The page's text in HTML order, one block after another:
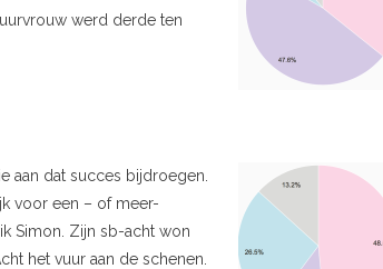
werd derde ten
aan dat succes bijdroegen.
voor een – of meer-
Simon. Zijn sb-acht won
het vuur aan de schenen.